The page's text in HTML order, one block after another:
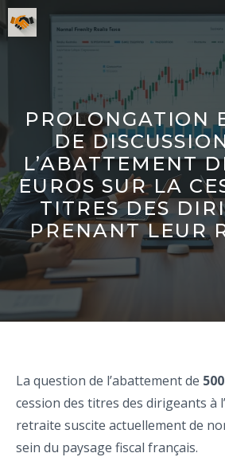
Aller
au
PROLONGATION
DE
L’ABATTEMENT
EUROS SUR LA
TITRES DES
PRENANT LEUR
La question de l’abattement de
cession des titres des dirigeants à
retraite suscite actuellement de
sein du paysage fiscal français.